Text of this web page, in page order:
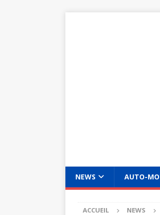
NEWS AUTO-
ACCUEIL NEWS